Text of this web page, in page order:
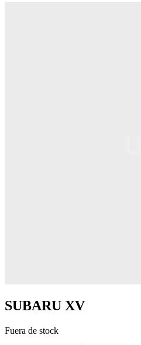
SUBARU XV
Fuera de stock